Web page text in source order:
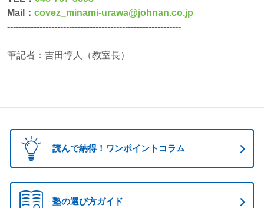
Mail： covez_minami-urawa@johnan.co.jp
-----------------------------------------------------------
筆記者：吉田惇人（教室長）
読んで納得！ワンポイントコラム
塾の選び方ガイド